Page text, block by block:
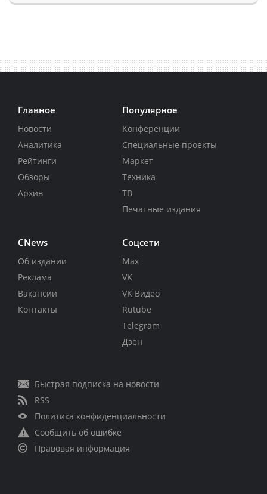
Главное
Новости
Аналитика
Рейтинги
Обзоры
Архив
Популярное
Конференции
Специальные проекты
Маркет
Техника
ТВ
Печатные издания
CNews
Об издании
Реклама
Вакансии
Контакты
Соцсети
Max
VK
VK Видео
Rutube
Telegram
Дзен
Быстрая подписка на новости
RSS
Политика конфиденциальности
Сообщить об ошибке
Правовая информация